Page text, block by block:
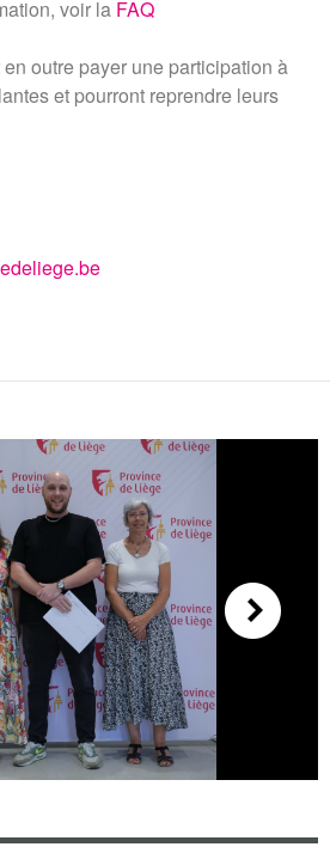
voir la FAQ
outre payer une participation à
et pourront reprendre leurs